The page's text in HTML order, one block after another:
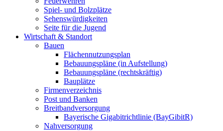
Spiel- und Bolzplätze
Sehenswürdigkeiten
Seite für die Jugend
Wirtschaft & Standort
Bauen
Flächennutzungsplan
Bebauungspläne (in Aufstellung)
Bebauungspläne (rechtskräftig)
Bauplätze
Firmenverzeichnis
Post und Banken
Breitbandversorgung
Bayerische Gigabitrichtlinie (BayGibitR)
Nahversorgung